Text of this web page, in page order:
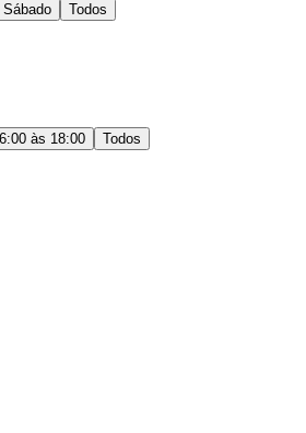
Sábado Todos
às 18:00
Todos